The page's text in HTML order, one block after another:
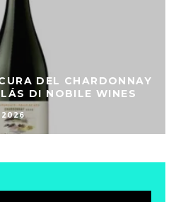
DEL CHARDONNAY
DI NOBILE WINES
2026